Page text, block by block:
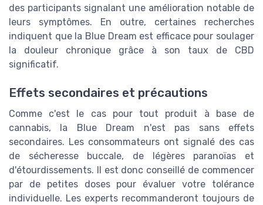
des participants signalant une amélioration notable de
leurs symptômes. En outre, certaines recherches
indiquent que la Blue Dream est efficace pour soulager
la douleur chronique grâce à son taux de CBD
significatif.
Effets secondaires et précautions
Comme c'est le cas pour tout produit à base de
cannabis, la Blue Dream n'est pas sans effets
secondaires. Les consommateurs ont signalé des cas
de sécheresse buccale, de légères paranoïas et
d'étourdissements. Il est donc conseillé de commencer
par de petites doses pour évaluer votre tolérance
individuelle. Les experts recommanderont toujours de